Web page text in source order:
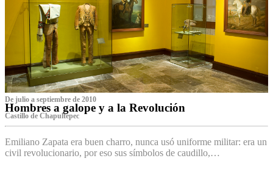
De julio a septiembre de 2010
Hombres a galope y a la Revolución
Castillo de Chapultepec
Emiliano Zapata era buen charro, nunca usó uniforme militar: era un
civil revolucionario, por eso sus símbolos de caudillo,…